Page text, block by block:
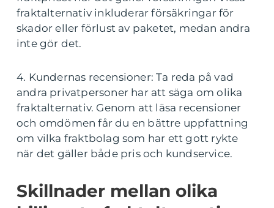
fraktalternativ inkluderar försäkringar för
skador eller förlust av paketet, medan andra
inte gör det.
4. Kundernas recensioner: Ta reda på vad
andra privatpersoner har att säga om olika
fraktalternativ. Genom att läsa recensioner
och omdömen får du en bättre uppfattning
om vilka fraktbolag som har ett gott rykte
när det gäller både pris och kundservice.
Skillnader mellan olika